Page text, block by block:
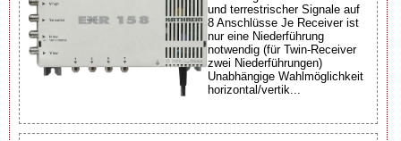
und terrestrischer Signale auf
8 Anschlüsse Je Receiver ist
nur eine Niederführung
notwendig (für Twin-Receiver
zwei Niederführungen)
Unabhängige Wahlmöglichkeit
horizontal/vertik...